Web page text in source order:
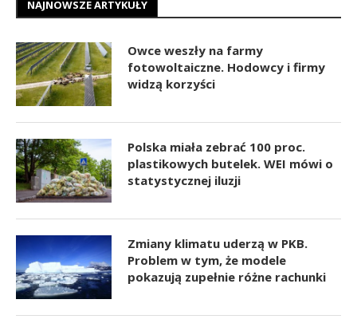
NAJNOWSZE ARTYKUŁY
Owce weszły na farmy
fotowoltaiczne. Hodowcy i firmy
widzą korzyści
Polska miała zebrać 100 proc.
plastikowych butelek. WEI mówi o
statystycznej iluzji
Zmiany klimatu uderzą w PKB.
Problem w tym, że modele
pokazują zupełnie różne rachunki